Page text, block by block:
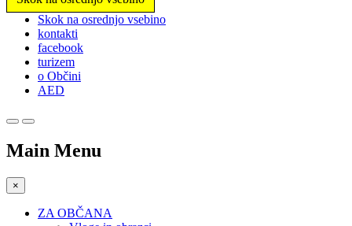
Prosimo,
upoštevajte:
spletno
mesto
vključuje
sistem
Skok na osrednjo vsebino
kontakti
facebook
turizem
o Občini
AED
Main Menu
×
ZA OBČANA